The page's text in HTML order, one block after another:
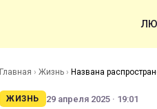
Главная › Жизнь › Названа
ЖИЗНЬ 29 апреля 2025 · 19:01